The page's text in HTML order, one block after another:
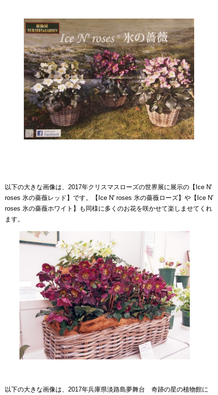
以下の大きな画像は、2017年クリスマスローズの世界展に展示の【Ice N'
roses 氷の薔薇レッド】です。【Ice N' roses 氷の薔薇ローズ】や【Ice N'
roses 氷の薔薇ホワイト】も同様に多くのお花を咲かせて楽しませてくれ
ます。
以下の大きな画像は、2017年兵庫県淡路島夢舞台 奇跡の星の植物館に